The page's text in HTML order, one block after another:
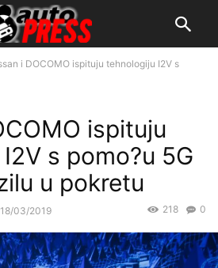
i DOCOMO ispituju tehnologiju I2V s
ispituju
s pomo?u 5G
u pokretu
18/03/2019 0
218